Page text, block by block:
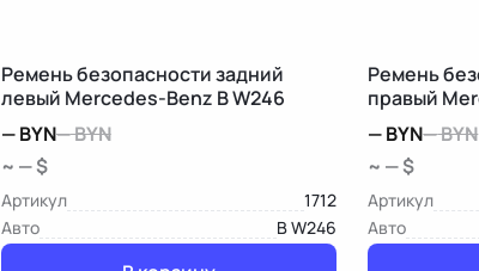
Ремень безопасности задний
левый Mercedes-Benz B W246
—BYN—BYN
~ — $
Артикул
1712
Авто
B W246
Ремень
правый
—BYN—BYN
~ — $
Артикул
Авто